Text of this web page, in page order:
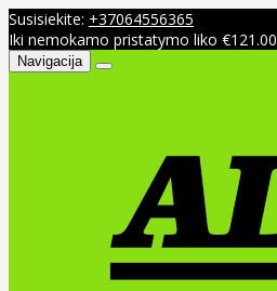
Susisiekite: +37064556365
Iki nemokamo pristatymo liko €121.00
Navigacija